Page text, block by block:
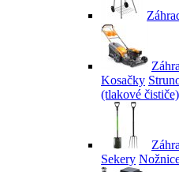
Kosačky
(tlakové čističe)
Sekery